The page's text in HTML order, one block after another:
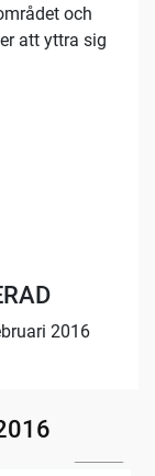
och
att yttra sig
2016